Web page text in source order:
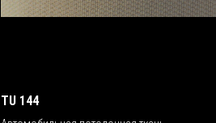
TU 144